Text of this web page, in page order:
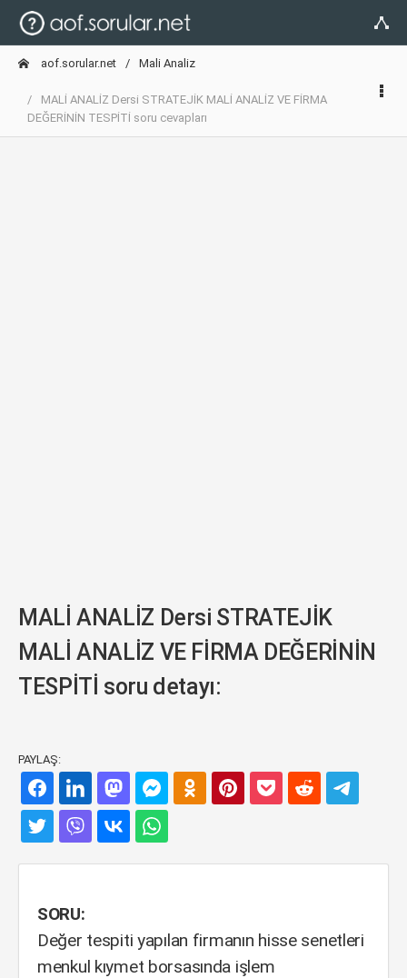
aof.sorular.net Mali Analiz
MALİ ANALİZ Dersi STRATEJİK MALİ ANALİZ VE FİRMA
DEĞERİNİN TESPİTİ soru cevapları
MALİ ANALİZ Dersi STRATEJİK
MALİ ANALİZ VE FİRMA DEĞERİNİN
TESPİTİ soru detayı:
PAYLAŞ:
SORU:
Değer tespiti yapılan firmanın hisse senetleri
menkul kıymet borsasında işlem